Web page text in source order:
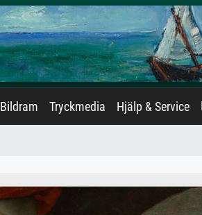
Bildram Tryckmedia Hjälp & Service